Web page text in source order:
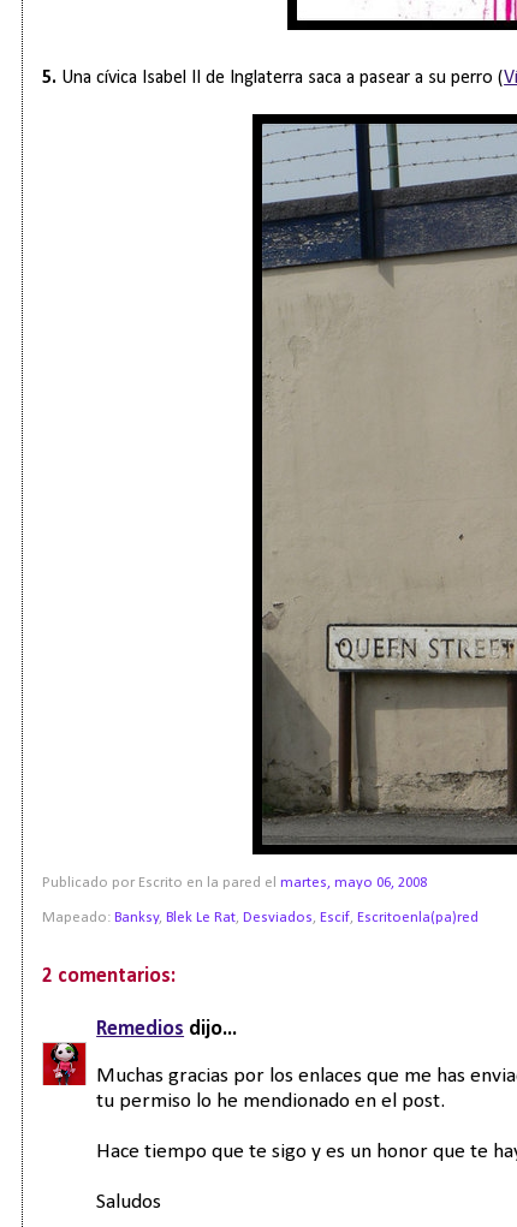
5. Una cívica Isabel II de Inglaterra saca a pasear a su perro (
Publicado por Escrito en la pared elmartes, mayo 06, 2008
Mapeado:Banksy,Blek Le Rat,Desviados,Escif,Escritoenla(pa)red
2 comentarios:
Remedios dijo...
Muchas gracias por los enlaces que me has
tu permiso lo he mendionado en el post.
Hace tiempo que te sigo y es un honor que te
Saludos